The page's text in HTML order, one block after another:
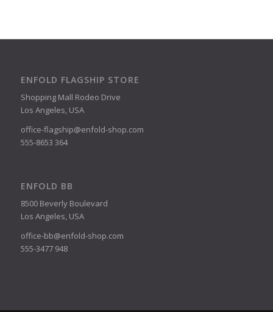
ENFOLD FLAGSHIP STORE
Shopping Mall Rodeo Drive
Los Angeles, USA
office-flagship@enfold-shop.com
555-8653 364
ENFOLD BB
8500 Beverly Boulevard
Los Angeles, USA
office-bb@enfold-shop.com
555-3477 948